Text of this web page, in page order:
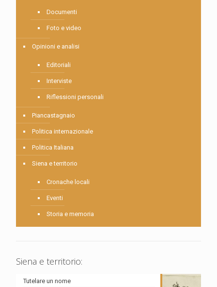
Documenti
Foto e video
Opinioni e analisi
Editoriali
Interviste
Riflessioni personali
Piancastagnaio
Politica internazionale
Politica Italiana
Siena e territorio
Cronache locali
Eventi
Storia e memoria
Siena e territorio:
Tutelare un nome